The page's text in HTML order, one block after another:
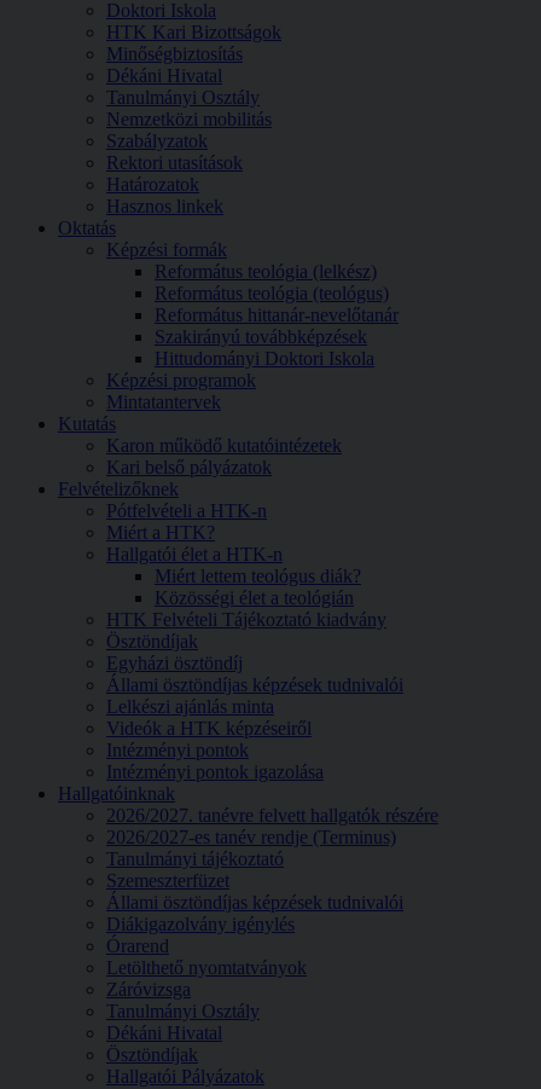
Doktori Iskola
HTK Kari Bizottságok
Minőségbiztosítás
Dékáni Hivatal
Tanulmányi Osztály
Nemzetközi mobilitás
Szabályzatok
Rektori utasítások
Határozatok
Hasznos linkek
Oktatás
Képzési formák
Református teológia (lelkész)
Református teológia (teológus)
Református hittanár-nevelőtanár
Szakirányú továbbképzések
Hittudományi Doktori Iskola
Képzési programok
Mintatantervek
Kutatás
Karon működő kutatóintézetek
Kari belső pályázatok
Felvételizőknek
Pótfelvételi a HTK-n
Miért a HTK?
Hallgatói élet a HTK-n
Miért lettem teológus diák?
Közösségi élet a teológián
HTK Felvételi Tájékoztató kiadvány
Ösztöndíjak
Egyházi ösztöndíj
Állami ösztöndíjas képzések tudnivalói
Lelkészi ajánlás minta
Videók a HTK képzéseiről
Intézményi pontok
Intézményi pontok igazolása
Hallgatóinknak
2026/2027. tanévre felvett hallgatók részére
2026/2027-es tanév rendje (Terminus)
Tanulmányi tájékoztató
Szemeszterfüzet
Állami ösztöndíjas képzések tudnivalói
Diákigazolvány igénylés
Órarend
Letölthető nyomtatványok
Záróvizsga
Tanulmányi Osztály
Dékáni Hivatal
Ösztöndíjak
Hallgatói Pályázatok